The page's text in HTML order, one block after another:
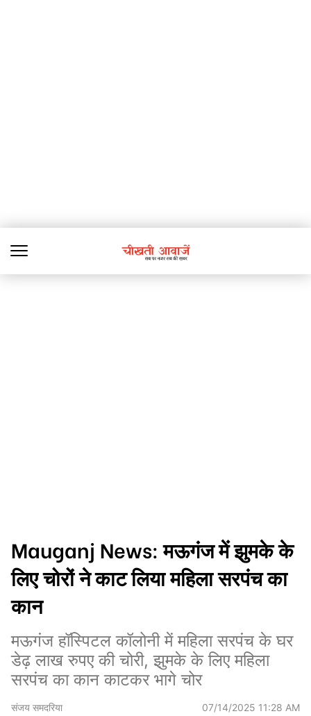
Mauganj News: मऊगंज में झुमके के
लिए चोरों ने काट लिया महिला सरपंच का
कान
मऊगंज हॉस्पिटल कॉलोनी में महिला सरपंच के घर
डेढ़ लाख रुपए की चोरी, झुमके के लिए महिला
सरपंच का कान काटकर भागे चोर
संजय समदरिया 07/14/2025 11:28 AM